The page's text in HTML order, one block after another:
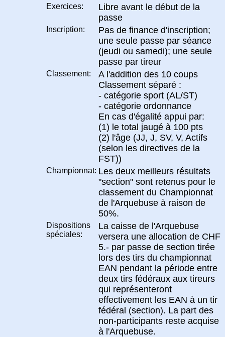
Exercices:
Libre avant le début de la
passe
Inscription:
Pas de finance d'inscription;
une seule passe par séance
(jeudi ou samedi); une seule
passe par tireur
Classement:
A l'addition des 10 coups
Classement séparé :
- catégorie sport (AL/ST)
- catégorie ordonnance
En cas d'égalité appui par:
(1) le total jaugé à 100 pts
(2) l'âge (JJ, J, SV, V, Actifs
(selon les directives de la
FST))
Championnat: Les deux meilleurs résultats
"section" sont retenus pour le
classement du Championnat
de l'Arquebuse à raison de
50%.
Dispositions
spéciales:
La caisse de l'Arquebuse
versera une allocation de CHF
5.- par passe de section tirée
lors des tirs du championnat
EAN pendant la période entre
deux tirs fédéraux aux tireurs
qui représenteront
effectivement les EAN à un tir
fédéral (section). La part des
non-participants reste acquise
à l'Arquebuse.